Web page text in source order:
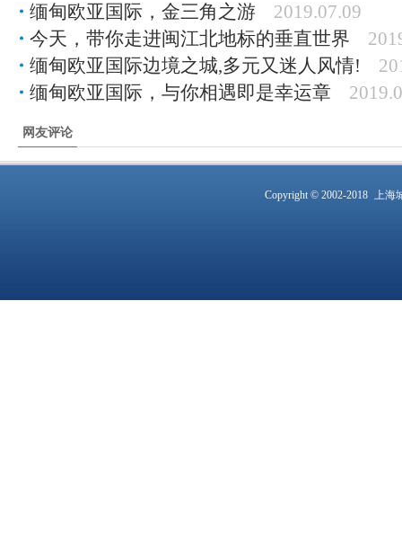
缅甸欧亚国际，金三角之游
2019.07.09
今天，带你走进闽江北地标的垂直世界
缅甸欧亚国际边境之城,多元又迷人风情!
缅甸欧亚国际，与你相遇即是幸运章
网友评论
Copyright © 2002-2018 上海